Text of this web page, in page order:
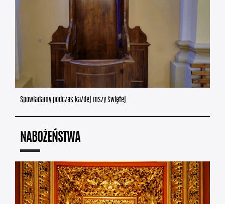
Spowiadamy podczas każdej mszy świętej.
NABOŻEŃSTWA